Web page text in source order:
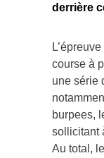
derrière
course à
une série
burpees,
sollicitant
Au total,